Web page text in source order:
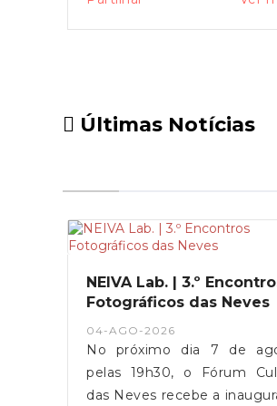
Últimas Notícias
NEIVA Lab. | 3.º
Fotográficos das Neves
04-AGO-2026
No próximo dia 7 de
pelas 19h30, o Fórum
das Neves recebe a